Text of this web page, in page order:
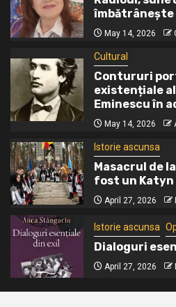
Istorie ascunsa
Masacrul de la
Katyn românesc!
5
Istorie ascunsa
Dialoguri esențiale din
îmbătrânește
May 14, 2026
Cultural
Contururi
existențiale
Eminescu în
May 14, 2026
Istorie ascunsa
Masacrul de
fost un Katyn
April 27, 2026
Istorie ascunsa
Dialoguri
April 27, 2026